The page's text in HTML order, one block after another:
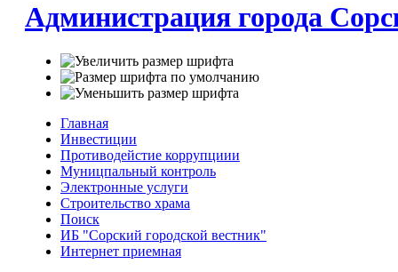
Администрация города
Главная
Инвестиции
Противодейстие коррупциии
Муницпальный контроль
Электронные услуги
Строительство храма
Поиск
ИБ "Сорский городской вестник"
Интернет приемная